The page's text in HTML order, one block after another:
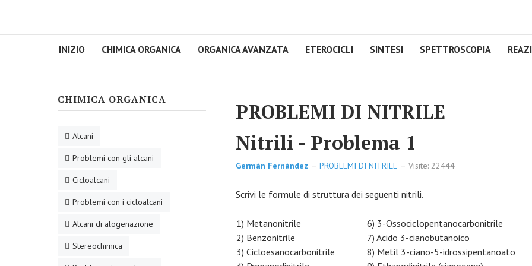
INIZIO CHIMICA ORGANICA ORGANICA AVANZATA ETEROCICLI SINTESI SPETTROSCOPIA
PROBLEMI DI NITRILE
Nitrili - Problema 1
Germán Fernández PROBLEMI DI NITRILE Visite: 22444
Scrivi le formule di struttura dei seguenti nitrili.
1) Metanonitrile
2) Benzonitrile
3) Cicloesanocarbonitrile
6) 3-Ossociclopentanocarbonitrile
7) Acido 3-cianobutanoico
8) Metil 3-ciano-5-idrossipentanoato
CHIMICA ORGANICA
Alcani
Problemi con gli alcani
Cicloalcani
Problemi con i cicloalcani
Alcani di alogenazione
Stereochimica